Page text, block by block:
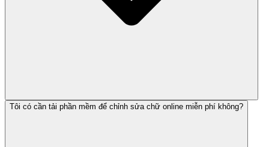
Tôi có cần tải phần mềm để chỉnh sửa chữ online miễn phí không?